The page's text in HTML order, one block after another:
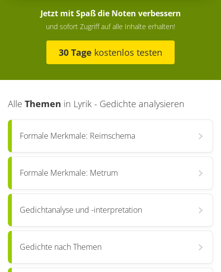
Jetzt mit Spaß die Noten verbessern
und sofort Zugriff auf alle Inhalte erhalten!
30 Tage kostenlos testen
Alle Themen in Lyrik - Gedichte analysieren
Formale Merkmale: Reimschema
Formale Merkmale: Metrum
Gedichtanalyse und -interpretation
Gedichte nach Themen